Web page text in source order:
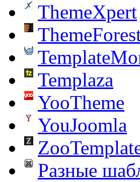
ThemeXpert
Templaza
YooTheme
YouJoomla
Разные